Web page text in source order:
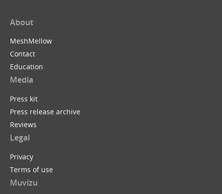
About
MeshMellow
Contact
Education
Media
Press kit
Press release archive
Reviews
Legal
Privacy
Terms of use
Muvizu